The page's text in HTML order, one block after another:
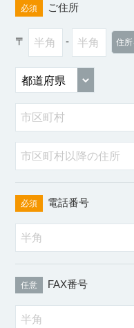
必須 ご住所
〒 -
必須 電話番号
任意 FAX番号